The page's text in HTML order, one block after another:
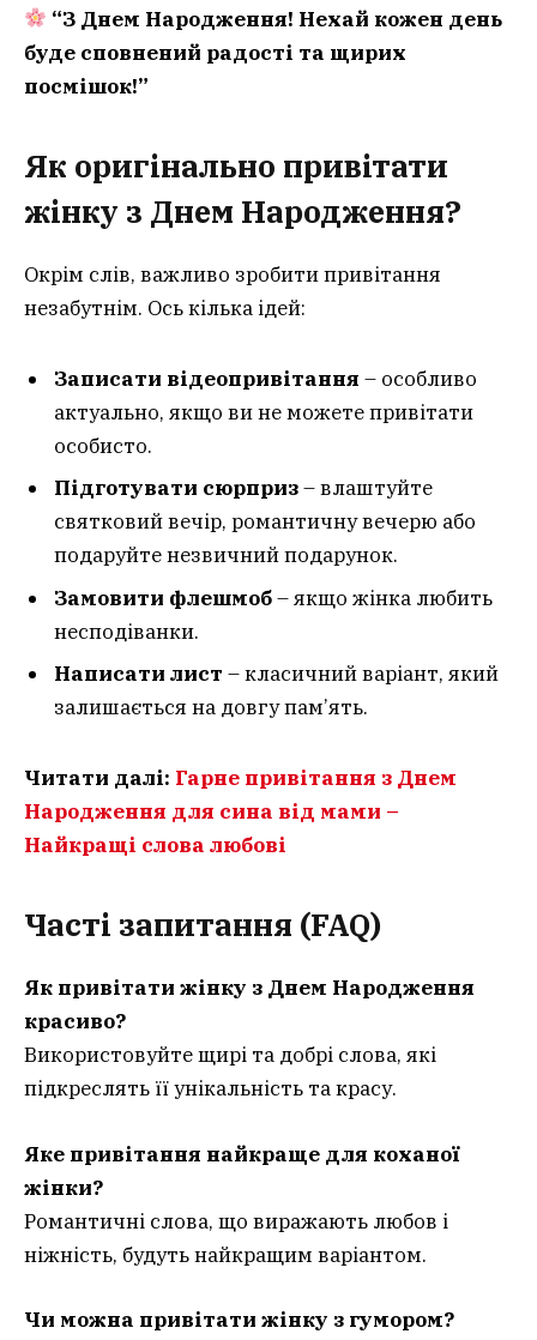
“З Днем Народження! Нехай кожен день
буде сповнений радості та щирих
посмішок!”
Як оригінально привітати
жінку з Днем Народження?
Окрім слів, важливо зробити привітання
незабутнім. Ось кілька ідей:
Записати відеопривітання – особливо
актуально, якщо ви не можете привітати
особисто.
Підготувати сюрприз– влаштуйте
святковий вечір, романтичну вечерю або
подаруйте незвичний подарунок.
Замовити флешмоб– якщо жінка любить
несподіванки.
Написати лист – класичний варіант, який
залишається на довгу пам’ять.
Читати далі: Гарне привітання з Днем
Народження для сина від мами –
Найкращі слова любові
Часті запитання (FAQ)
Як привітати жінку з Днем Народження
красиво?
Використовуйте щирі та добрі слова, які
підкреслять її унікальність та красу.
Яке привітання найкраще для коханої
жінки?
Романтичні слова, що виражають любов і
ніжність, будуть найкращим варіантом.
Чи можна привітати жінку з гумором?